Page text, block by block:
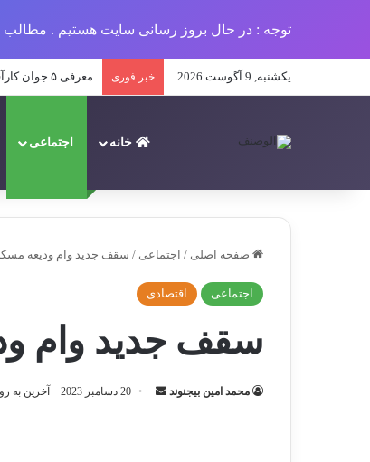
توجه : در حال بروز رسانی سایت هستیم . مطالب
یکشنبه, 9 آگوست 2026 خبر فوری مروری بر اتفاقات
خانه اجتماعی
صفحه اصلی / اجتماعی / سقف جدید وام ودیعه
اجتماعی اقتصادی
سقف جدید وام
محمد امین بیجنوند
ارسال20 دسامبر 2023 آخرین به روز